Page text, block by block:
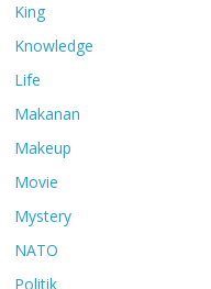
King
Knowledge
Life
Makanan
Makeup
Movie
Mystery
NATO
Politik